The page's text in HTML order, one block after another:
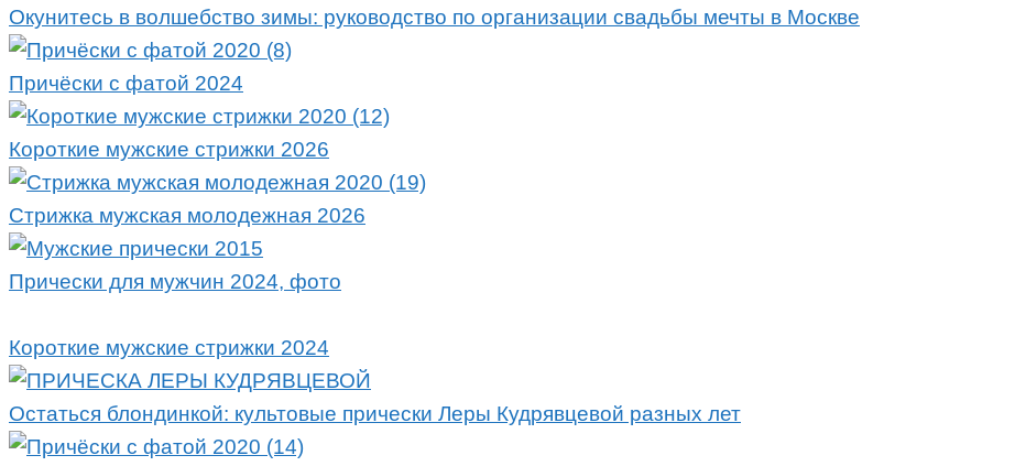
Окунитесь в волшебство зимы: руководство по организации свадьбы мечты в Москве
Причёски с фатой 2024
Короткие мужские стрижки 2026
Стрижка мужская молодежная 2026
Прически для мужчин 2024, фото
Короткие мужские стрижки 2024
Остаться блондинкой: культовые прически Леры Кудрявцевой разных лет